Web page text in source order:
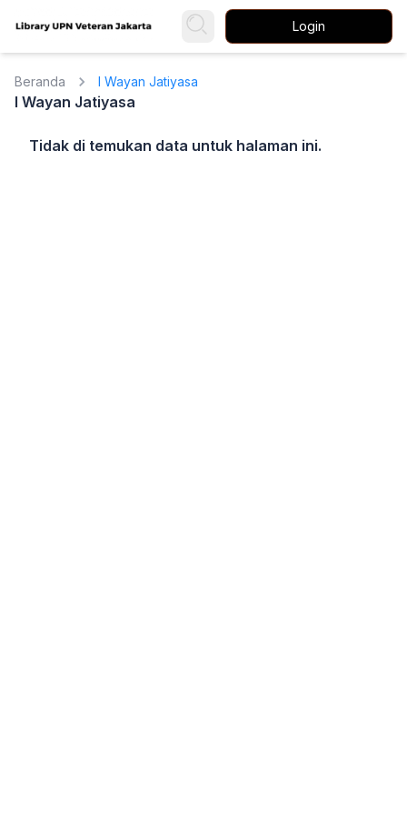
Login
Beranda I Wayan Jatiyasa
I Wayan Jatiyasa
Tidak di temukan data untuk halaman ini.